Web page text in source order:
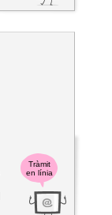
Tràmit
en línia